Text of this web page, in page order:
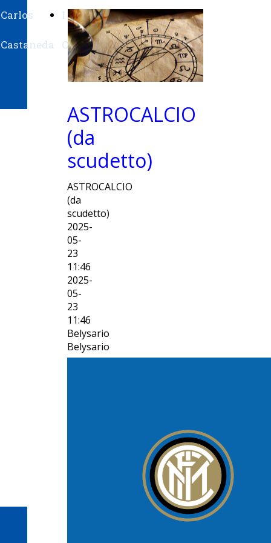
Carlos
Castaneda
I
Ching
Su
Belysario
ASTROCALCIO
(da
scudetto)
ASTROCALCIO
(da
scudetto)
2025-
05-
23
11:46
2025-
05-
23
11:46
Belysario
Belysario